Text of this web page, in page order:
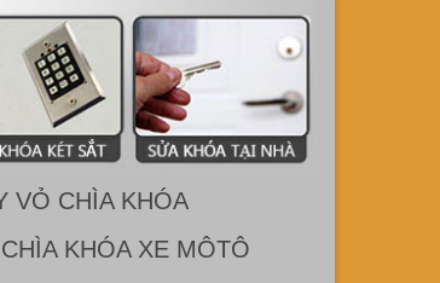
VỎ CHÌA KHÓA
CHÌA KHÓA XE MÔTÔ